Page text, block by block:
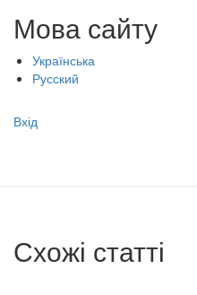
Мова сайту
Українська
Русский
Меню
записи
Вхід
Схожі статті